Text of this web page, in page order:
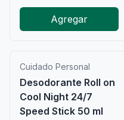
Agregar
Cuidado Personal
Desodorante Roll on
Cool Night 24/7
Speed Stick 50 ml